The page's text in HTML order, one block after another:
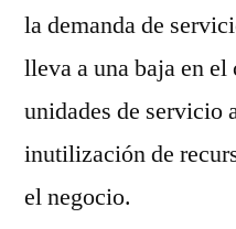
la demanda de
lleva a una baja en
unidades de servicio
inutilización de
el negocio.